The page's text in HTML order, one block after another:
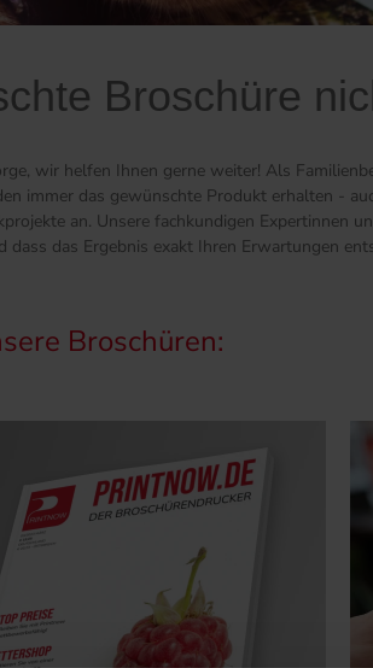
Broschüre
wir helfen Ihnen gerne weiter! Als
immer das gewünschte Produkt erhalten -
an. Unsere fachkundigen Expertinnen
das Ergebnis exakt Ihren Erwartungen
Broschüren: